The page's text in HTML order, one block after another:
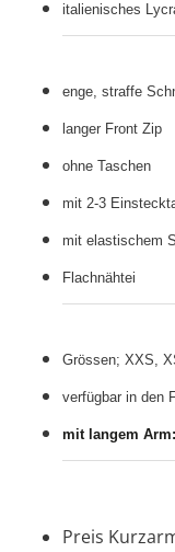
italienisches
enge, straffe
langer Front Zip
ohne Taschen
mit 2-3
mit elastischem
Flachnähtei
Grössen; XXS,
verfügbar in den
mit langem Arm:
Preis